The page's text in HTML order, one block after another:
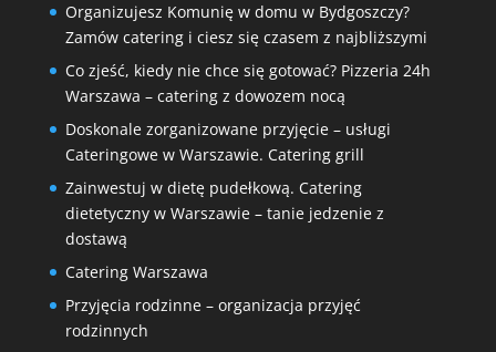
Organizujesz Komunię w domu w Bydgoszczy?
Zamów catering i ciesz się czasem z najbliższymi
Co zjeść, kiedy nie chce się gotować? Pizzeria 24h
Warszawa – catering z dowozem nocą
Doskonale zorganizowane przyjęcie – usługi
Cateringowe w Warszawie. Catering grill
Zainwestuj w dietę pudełkową. Catering
dietetyczny w Warszawie – tanie jedzenie z
dostawą
Catering Warszawa
Przyjęcia rodzinne – organizacja przyjęć
rodzinnych